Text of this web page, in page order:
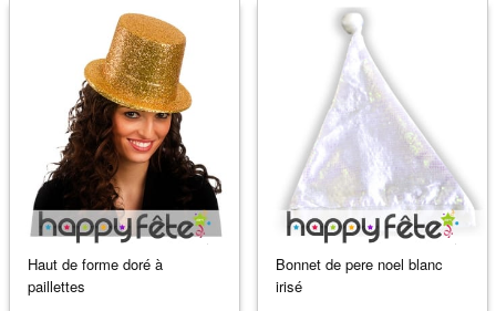
Haut de forme doré à
paillettes
Bonnet de pere noel blanc
irisé